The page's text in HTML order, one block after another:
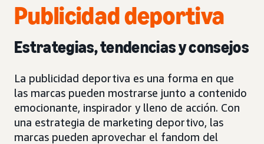
Publicidad deportiva
Estrategias, tendencias y consejos
La publicidad deportiva es una forma en que
las marcas pueden mostrarse junto a contenido
emocionante, inspirador y lleno de acción. Con
una estrategia de marketing deportivo, las
marcas pueden aprovechar el fandom del